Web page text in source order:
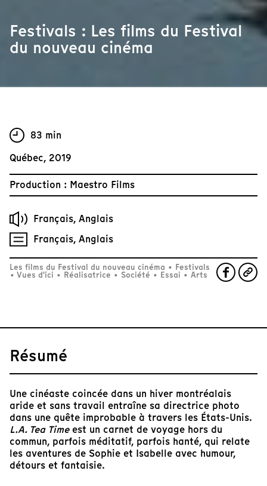
Festivals : Les films du Festival
du nouveau cinéma
83 min
Québec, 2019
Production : Maestro Films
Français, Anglais
Français, Anglais
Les films du Festival du nouveau cinéma • Festivals
• Vues d'ici • Réalisatrice • Société • Essai • Arts
Résumé
Une cinéaste coincée dans un hiver montréalais
aride et sans travail entraîne sa directrice photo
dans une quête improbable à travers les États-Unis.
L.A. Tea Timeest un carnet de voyage hors du
commun, parfois méditatif, parfois hanté, qui relate
les aventures de Sophie et Isabelle avec humour,
détours et fantaisie.